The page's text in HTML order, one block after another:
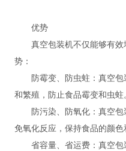
优势
真空包装机不仅能够有效
势：
防霉变、防虫蛀：真空包
和繁殖，防止食品霉变和虫蛀
防污染、防氧化：真空包
免氧化反应，保持食品的颜色
省容量、省运费：真空包